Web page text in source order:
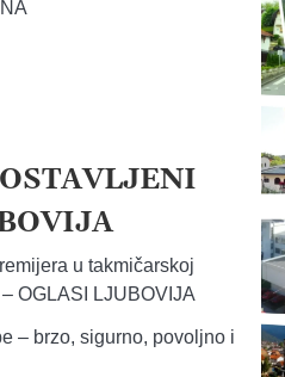
u takmičarskoj
OGLASI LJUBOVIJA
– brzo, sigurno, povoljno i